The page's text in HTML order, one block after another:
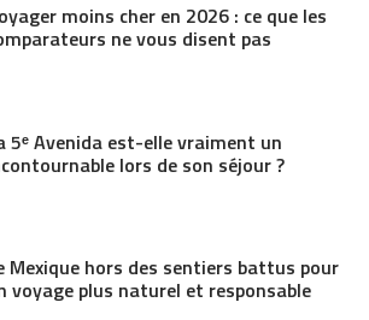
moins cher en 2026 : ce que les
ne vous disent pas
5ᵉ Avenida est-elle vraiment un
lors de son séjour ?
Mexique hors des sentiers battus pour
voyage plus naturel et responsable